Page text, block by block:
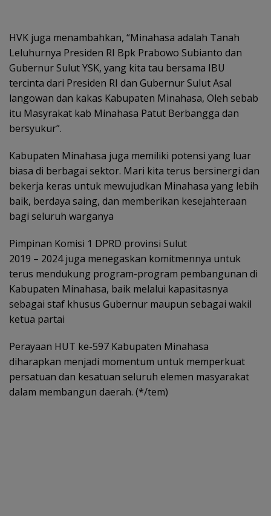
HVK juga menambahkan, “Minahasa adalah Tanah
Leluhurnya Presiden RI Bpk Prabowo Subianto dan
Gubernur Sulut YSK, yang kita tau bersama IBU
tercinta dari Presiden RI dan Gubernur Sulut Asal
langowan dan kakas Kabupaten Minahasa, Oleh sebab
itu Masyrakat kab Minahasa Patut Berbangga dan
bersyukur”.
Kabupaten Minahasa juga memiliki potensi yang luar
biasa di berbagai sektor. Mari kita terus bersinergi dan
bekerja keras untuk mewujudkan Minahasa yang lebih
baik, berdaya saing, dan memberikan kesejahteraan
bagi seluruh warganya
Pimpinan Komisi 1 DPRD provinsi Sulut
2019 – 2024 juga menegaskan komitmennya untuk
terus mendukung program-program pembangunan di
Kabupaten Minahasa, baik melalui kapasitasnya
sebagai staf khusus Gubernur maupun sebagai wakil
ketua partai
Perayaan HUT ke-597 Kabupaten Minahasa
diharapkan menjadi momentum untuk memperkuat
persatuan dan kesatuan seluruh elemen masyarakat
dalam membangun daerah. (*/tem)